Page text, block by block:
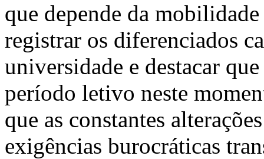
que depende da
registrar os diferenciados
universidade e destacar
período letivo neste
que as constantes
exigências burocráticas